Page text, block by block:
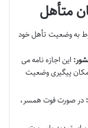
به وضعیت تأهل خود
این اجازه نامه می
دائمی یا موقت باشد. سیستم پلیس +۱۰ امکان پیگیری وضعیت
در صورت فوت همسر،